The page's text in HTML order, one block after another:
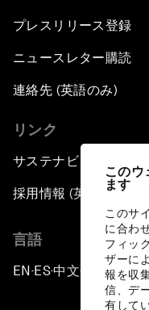
このウ
ます
このサ
に合わ
フィッ
ザーに
報を収
信、デ
有して
プレスリリース登録
ニュースレター購読
連絡先 (英語のみ)
リンク
サステナビリティへの
採用情報 (英語のみ)
言語
EN ▪ES▪中文▪ 日本語